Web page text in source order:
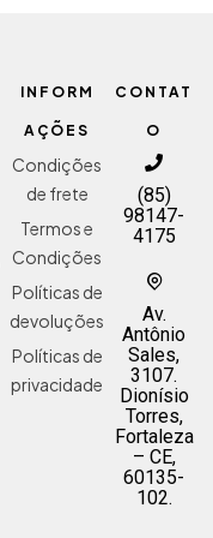
INFORM
AÇÕES
Condições
de frete
Termos e
Condições
Políticas de
devoluções
Políticas de
privacidade
CONTAT
O
(85)
98147-
4175
Av.
Antônio
Sales,
3107.
Dionísio
Torres,
Fortaleza
– CE,
60135-
102.